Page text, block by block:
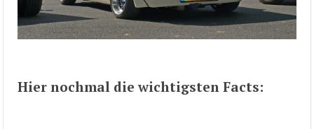
Hier nochmal die wichtigsten Facts: